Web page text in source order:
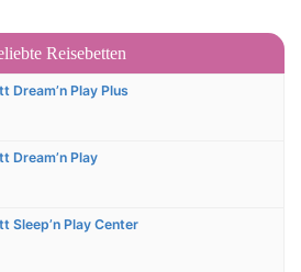
Reisebetten
Dream’n Play Plus
Dream’n Play
Sleep’n Play Center